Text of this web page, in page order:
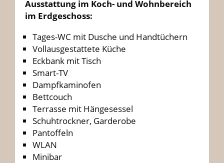
Ausstattung im Koch- und Wohnbereich
im Erdgeschoss:
Tages-WC mit Dusche und Handtüchern
Vollausgestattete Küche
Eckbank mit Tisch
Smart-TV
Dampfkaminofen
Bettcouch
Terrasse mit Hängesessel
Schuhtrockner, Garderobe
Pantoffeln
WLAN
Minibar